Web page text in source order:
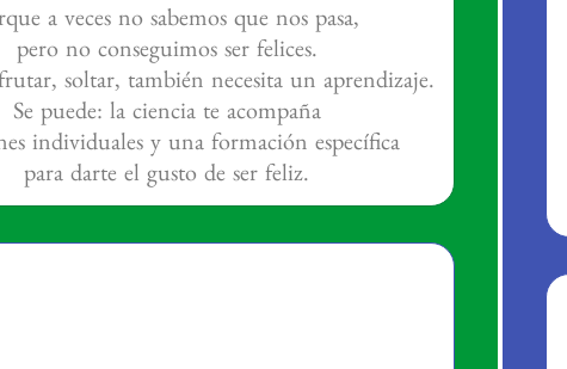
a veces no sabemos que nos pasa,
pero no conseguimos ser felices.
soltar, también necesita un aprendizaje.
Se puede: la ciencia te acompaña
individuales y una formación específica
para darte el gusto de ser feliz.